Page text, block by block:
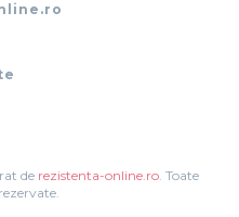
de rezistenta-online.ro. Toate